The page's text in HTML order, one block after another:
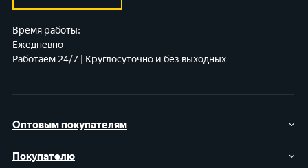
Оптовым покупателям
Покупателю
Время работы:
Ежедневно
Работаем 24/7 | Круглосуточно и без выходных